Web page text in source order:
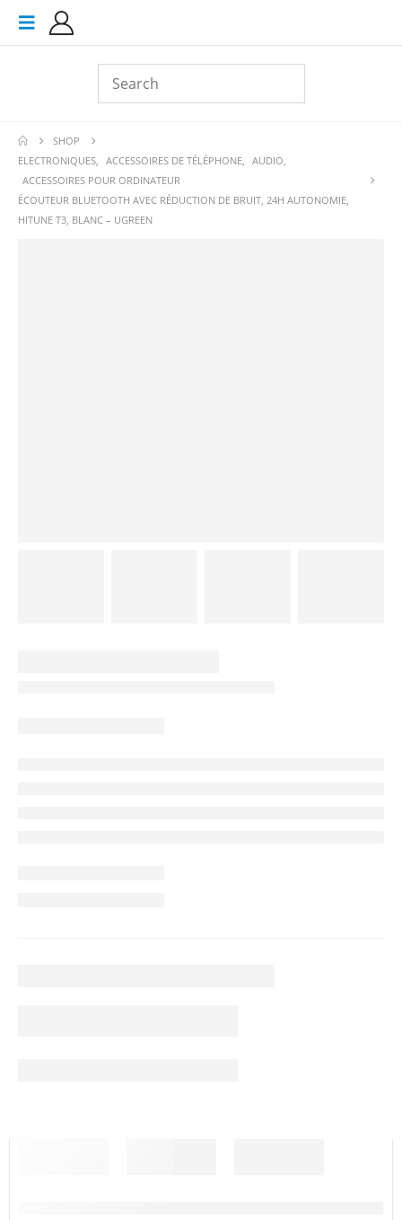
SHOP
ELECTRONIQUES, ACCESSOIRES DE TÉLÉPHONE, AUDIO,
ACCESSOIRES POUR ORDINATEUR
ÉCOUTEUR BLUETOOTH AVEC RÉDUCTION DE BRUIT, 24H AUTONOMIE,
HITUNE T3, BLANC – UGREEN